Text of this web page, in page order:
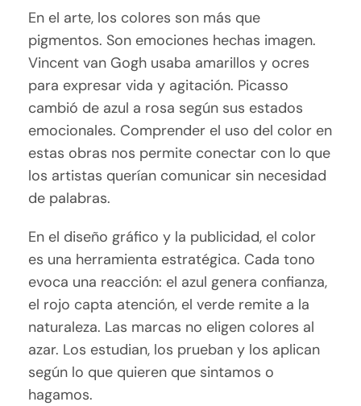
En el arte, los colores son más que
pigmentos. Son emociones hechas imagen.
Vincent van Gogh usaba amarillos y ocres
para expresar vida y agitación. Picasso
cambió de azul a rosa según sus estados
emocionales. Comprender el uso del color en
estas obras nos permite conectar con lo que
los artistas querían comunicar sin necesidad
de palabras.
En el diseño gráfico y la publicidad, el color
es una herramienta estratégica. Cada tono
evoca una reacción: el azul genera confianza,
el rojo capta atención, el verde remite a la
naturaleza. Las marcas no eligen colores al
azar. Los estudian, los prueban y los aplican
según lo que quieren que sintamos o
hagamos.